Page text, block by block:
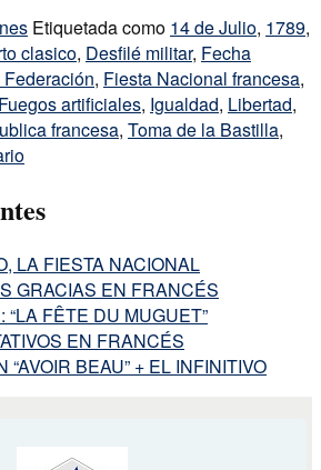
Etiquetada como 14 de Julio, 1789,
clasico, Desfilé militar, Fecha
, Fiesta Nacional francesa,
Fuegos artificiales, Igualdad, Libertad,
francesa, Toma de la Bastilla,
LA FIESTA NACIONAL
GRACIAS EN FRANCÉS
“LA FÊTE DU MUGUET”
EN FRANCÉS
“AVOIR BEAU” + EL INFINITIVO